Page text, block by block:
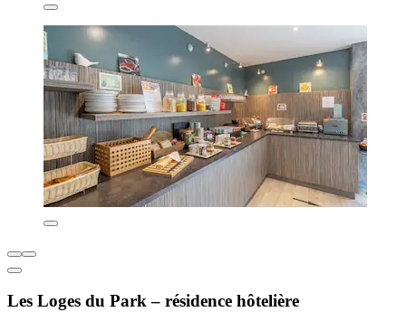
Les Loges du Park – résidence hôtelière